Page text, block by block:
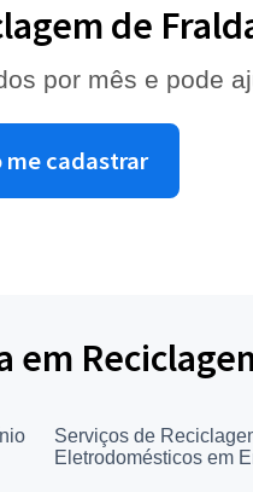
de
por mês e pode
me cadastrar
Serviços de
Eletrodomésticos em